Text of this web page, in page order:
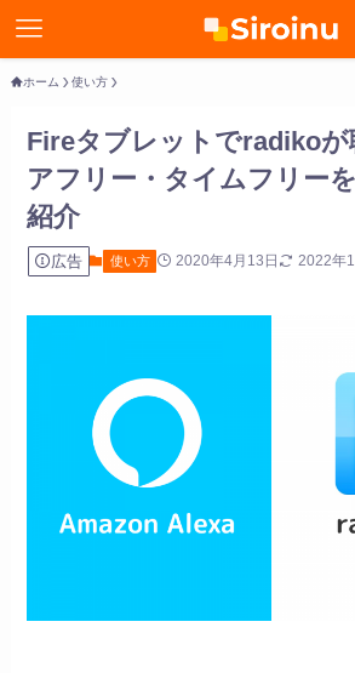
ホーム 使い方
Fireタブレットでradikoが
アフリー・タイムフリー
紹介
広告 使い方 2020年4月13日 2022年